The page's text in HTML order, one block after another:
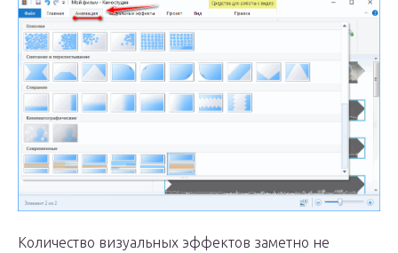
Количество визуальных эффектов заметно не